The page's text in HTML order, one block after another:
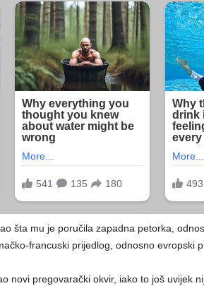
šta mu je poručila zapadna petorka,
francuski prijedlog, odnosno evropski
novi pregovarački okvir, iako to još uvijek